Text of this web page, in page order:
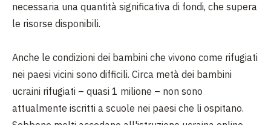
necessaria una quantità significativa di fondi, che supera
le risorse disponibili.
Anche le condizioni dei bambini che vivono come rifugiati
nei paesi vicini sono difficili. Circa metà dei bambini
ucraini rifugiati – quasi 1 milione – non sono
attualmente iscritti a scuole nei paesi che li ospitano.